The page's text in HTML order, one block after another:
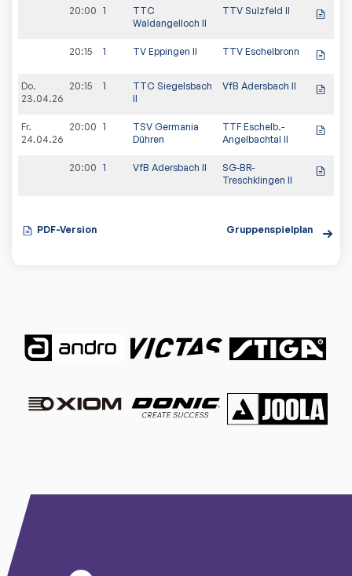
20:00 1
TTC
Waldangelloch II
TTV Sulzfeld II
20:15 1 TV Eppingen II TTV Eschelbronn
Do.
23.04.26
20:15 1
TTC Siegelsbach
II
VfB Adersbach II
Fr.
24.04.26
20:00 1
TSV Germania
Dühren
TTF Eschelb.-
Angelbachtal II
20:00 1 VfB Adersbach II
SG-BR-
Treschklingen II
PDF-Version Gruppenspielplan